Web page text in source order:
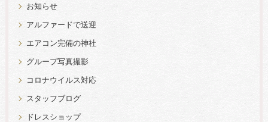
お知らせ
アルファードで送迎
エアコン完備の神社
グループ写真撮影
コロナウイルス対応
スタッフブログ
ドレスショップ